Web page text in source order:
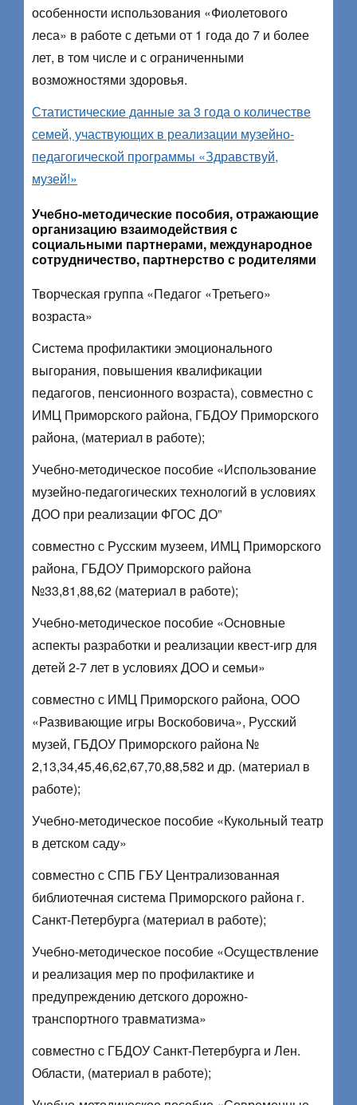
особенности использования «Фиолетового
леса» в работе с детьми от 1 года до 7 и более
лет, в том числе и с ограниченными
возможностями здоровья.
Статистические данные за 3 года о количестве
семей, участвующих в реализации музейно-
педагогической программы «Здравствуй,
музей!»
Учебно-методические пособия, отражающие
организацию взаимодействия с
социальными партнерами, международное
сотрудничество, партнерство с родителями
Творческая группа «Педагог «Третьего»
возраста»
Система профилактики эмоционального
выгорания, повышения квалификации
педагогов, пенсионного возраста), совместно с
ИМЦ Приморского района, ГБДОУ Приморского
района, (материал в работе);
Учебно-методическое пособие «Использование
музейно-педагогических технологий в условиях
ДОО при реализации ФГОС ДО”
совместно с Русским музеем, ИМЦ Приморского
района, ГБДОУ Приморского района
№33,81,88,62 (материал в работе);
Учебно-методическое пособие «Основные
аспекты разработки и реализации квест-игр для
детей 2-7 лет в условиях ДОО и семьи»
совместно с ИМЦ Приморского района, ООО
«Развивающие игры Воскобовича», Русский
музей, ГБДОУ Приморского района №
2,13,34,45,46,62,67,70,88,582 и др. (материал в
работе);
Учебно-методическое пособие «Кукольный театр
в детском саду»
совместно с СПБ ГБУ Централизованная
библиотечная система Приморского района г.
Санкт-Петербурга (материал в работе);
Учебно-методическое пособие «Осуществление
и реализация мер по профилактике и
предупреждению детского дорожно-
транспортного травматизма»
совместно с ГБДОУ Санкт-Петербурга и Лен.
Области, (материал в работе);